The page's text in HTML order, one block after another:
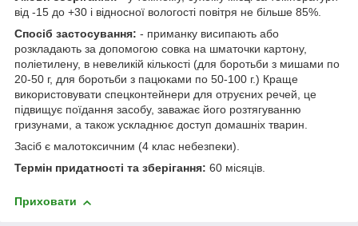
від -15 до +30 і відносної вологості повітря не більше 85%.
Спосіб застосування: - приманку висипають або
розкладають за допомогою совка на шматочки картону,
поліетилену, в невеликій кількості (для боротьби з мишами по
20-50 г, для боротьби з пацюками по 50-100 г.) Краще
використовувати спецконтейнери для отруєних речей, це
підвищує поїдання засобу, заважає його розтягуванню
гризунами, а також ускладнює доступ домашніх тварин.
Засіб є малотоксичним (4 клас небезпеки).
Термін придатності та зберігання: 60 місяців.
Приховати